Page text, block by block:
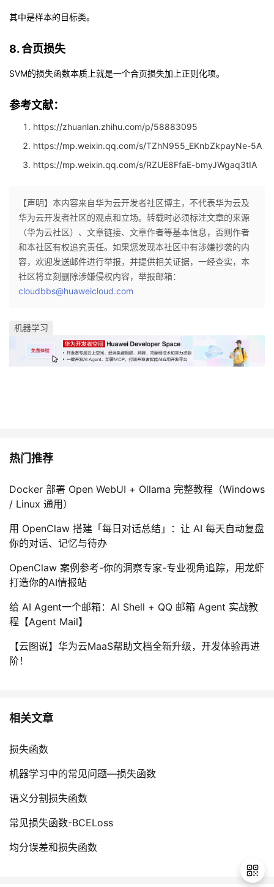
其中是样本的目标类。
8. 合页损失
SVM的损失函数本质上就是一个合页损失加上正则化项。
参考文献：
https://zhuanlan.zhihu.com/p/58883095
https://mp.weixin.qq.com/s/TZhN955_EKnbZkpayNe-5A
https://mp.weixin.qq.com/s/RZUE8FfaE-bmyJWgaq3tIA
【声明】本内容来自华为云开发者社区博主，不代表华为云及
华为云开发者社区的观点和立场。转载时必须标注文章的来源
（华为云社区）、文章链接、文章作者等基本信息，否则作者
和本社区有权追究责任。如果您发现本社区中有涉嫌抄袭的内
容，欢迎发送邮件进行举报，并提供相关证据，一经查实，本
社区将立刻删除涉嫌侵权内容，举报邮箱：
cloudbbs@huaweicloud.com
机器学习
热门推荐
Docker 部署 Open WebUI + Ollama 完整教程（Windows
/ Linux 通用）
用 OpenClaw 搭建「每日对话总结」：让 AI 每天自动复盘
你的对话、记忆与待办
OpenClaw 案例参考-你的洞察专家-专业视角追踪，用龙虾
打造你的AI情报站
给 AI Agent一个邮箱：AI Shell + QQ 邮箱 Agent 实战教
程【Agent Mail】
【云图说】华为云MaaS帮助文档全新升级，开发体验再进
阶！
相关文章
损失函数
机器学习中的常见问题—损失函数
​语义分割损失函数​
常见损失函数-BCELoss
均分误差和损失函数